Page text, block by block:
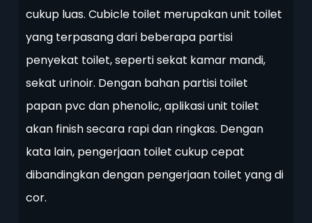
cukup luas. Cubicle toilet merupakan unit toilet
yang terpasang dari beberapa partisi
penyekat toilet, seperti sekat kamar mandi,
sekat urinoir. Dengan bahan partisi toilet
papan pvc dan phenolic, aplikasi unit toilet
akan finish secara rapi dan ringkas. Dengan
kata lain, pengerjaan toilet cukup cepat
dibandingkan dengan pengerjaan toilet yang di
cor.